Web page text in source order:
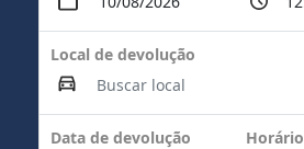
Local de devolução
Data de devolução Horário